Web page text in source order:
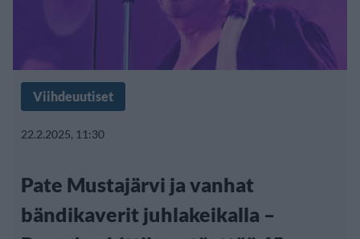
Viihdeuutiset
22.2.2025, 11:30
Pate Mustajärvi ja vanhat
bändikaverit juhlakeikalla –